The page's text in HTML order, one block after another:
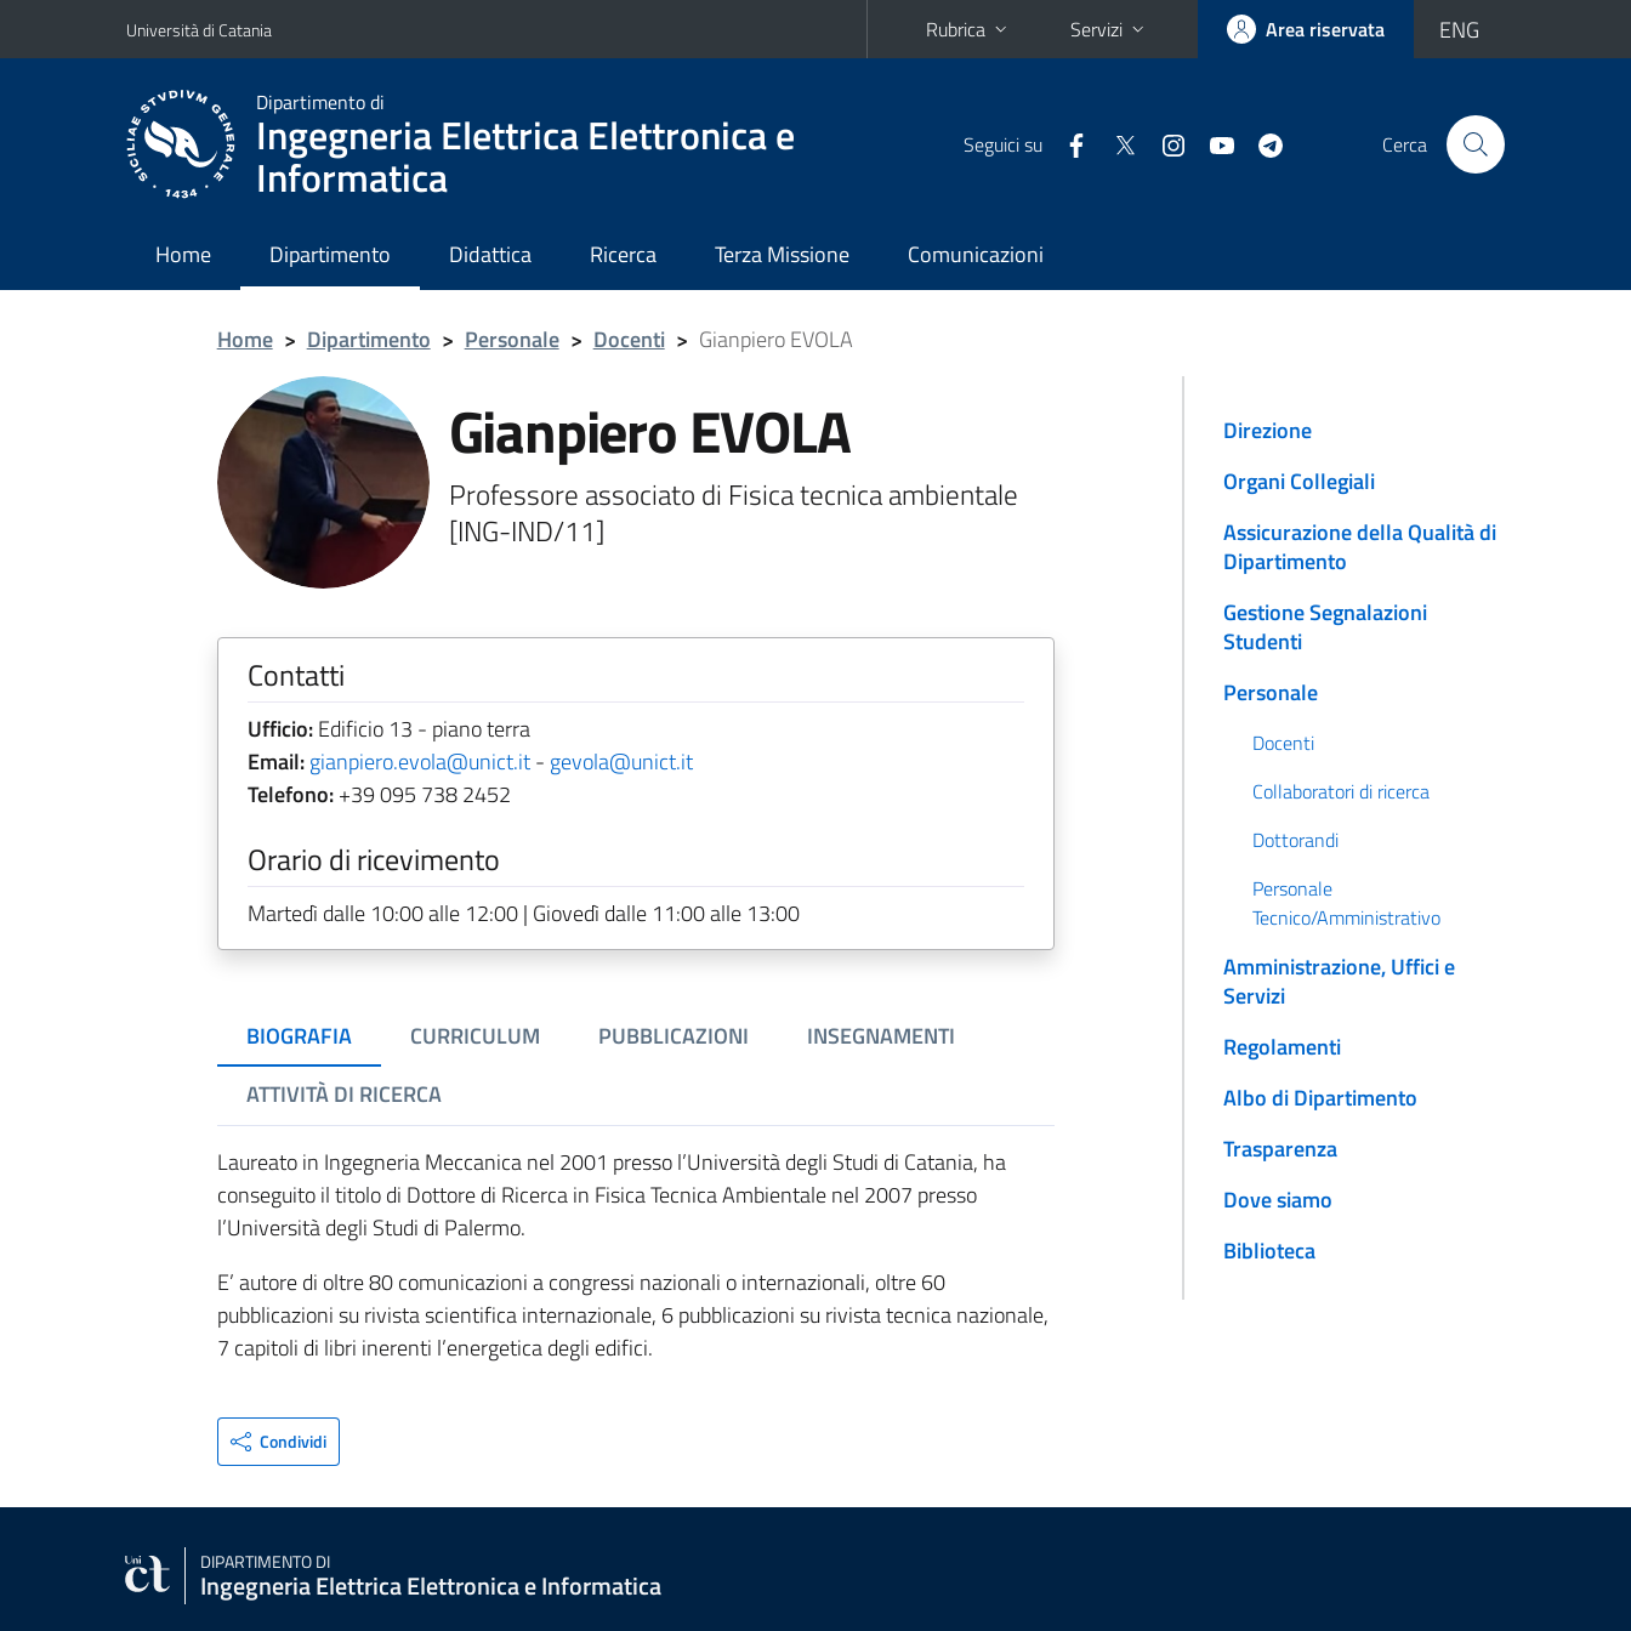
Vai al contenuto principale
Vai al menu di navigazione
Università di Catania Rubrica Servizi Area riservata ENG
Dipartimento di
Ingegneria Elettrica Elettronica e
Informatica
Seguici su Cerca
Home Dipartimento Didattica Ricerca Terza Missione Comunicazioni
Home > Dipartimento > Personale > Docenti > Gianpiero EVOLA
Gianpiero EVOLA
Professore associato di Fisica tecnica ambientale
[ING-IND/11]
Contatti
Ufficio:Edificio 13 - piano terra
Email:gianpiero.evola@unict.it- gevola@unict.it
Telefono:+39 095 738 2452
Orario di ricevimento
Martedì dalle 10:00 alle 12:00 | Giovedì dalle 11:00 alle 13:00
BIOGRAFIA CURRICULUM PUBBLICAZIONI
INSEGNAMENTI
ATTIVITÀ DI RICERCA
Laureato in Ingegneria Meccanica nel 2001 presso l’Università degli Studi di Catania, ha
conseguito il titolo di Dottore di Ricerca in Fisica Tecnica Ambientale nel 2007 presso
l’Università degli Studi di Palermo.
E’ autore di oltre 80 comunicazioni a congressi nazionali o internazionali, oltre 60
pubblicazioni su rivista scientifica internazionale, 6 pubblicazioni su rivista tecnica nazionale,
7 capitoli di libri inerenti l’energetica degli edifici.
Condividi
Direzione
Organi Collegiali
Assicurazione della Qualità di
Dipartimento
Gestione Segnalazioni
Studenti
Personale
Docenti
Collaboratori di ricerca
Dottorandi
Personale
Tecnico/Amministrativo
Amministrazione, Uffici e
Servizi
Regolamenti
Albo di Dipartimento
Trasparenza
Dove siamo
Biblioteca
DIPARTIMENTO DI
Ingegneria Elettrica Elettronica e Informatica